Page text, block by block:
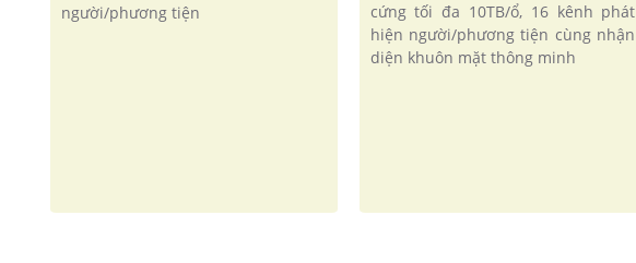
người/phương tiện
cứng tối đa 10TB/ổ, 16 kênh phát
hiện người/phương tiện cùng nhận
diện khuôn mặt thông minh